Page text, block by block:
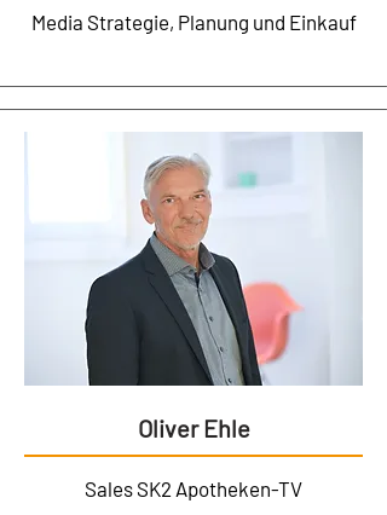
Media Strategie, Planung und Einkauf
Oliver Ehle
Sales SK2 Apotheken-TV